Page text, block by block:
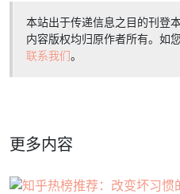
本站出于传递信息之目的刊登
内容版权均归原作者所有。如
联系我们。
更多内容